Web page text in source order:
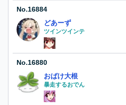
No.16884
どあーず
ツインツインテ
No.16880
おばけ大根
暴走するおでん